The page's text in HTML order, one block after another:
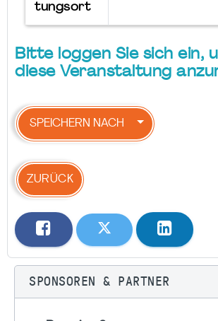
tungsort
Bitte loggen Sie sich ein,
diese Veranstaltung
SPEICHERN NACH
ZURÜCK
SPONSOREN & PARTNER